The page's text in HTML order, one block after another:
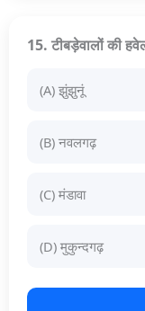
15. टीबड़ेवालों की
(A) झुंझुनूं
(B) नवलगढ़
(C) मंडावा
(D) मुकुन्दगढ़